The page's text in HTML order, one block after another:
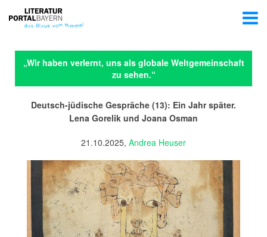
„Wir haben verlernt, uns als globale Weltgemeinschaft
zu sehen.“
Deutsch-jüdische Gespräche (13): Ein Jahr später.
Lena Gorelik und Joana Osman
21.10.2025, Andrea Heuser